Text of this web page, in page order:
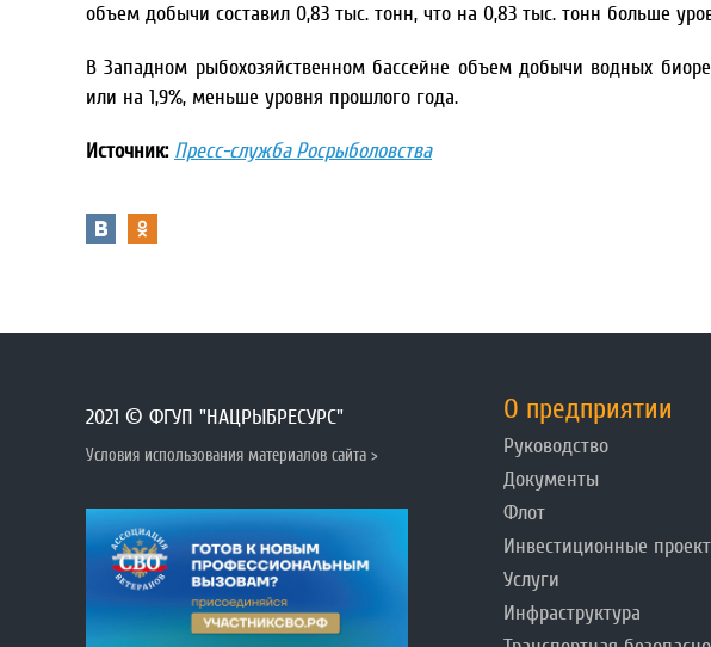
объем добычи составил 0,83 тыс. тонн, что на 0,83 тыс. тонн больше
В Западном рыбохозяйственном бассейне объем добычи водных
или на 1,9%, меньше уровня прошлого года.
Источник: Пресс-служба Росрыболовства
2021 © ФГУП "НАЦРЫБРЕСУРС"
Условия использования материалов сайта >
О предприятии
Руководство
Документы
Флот
Инвестиционные
Услуги
Инфраструктура